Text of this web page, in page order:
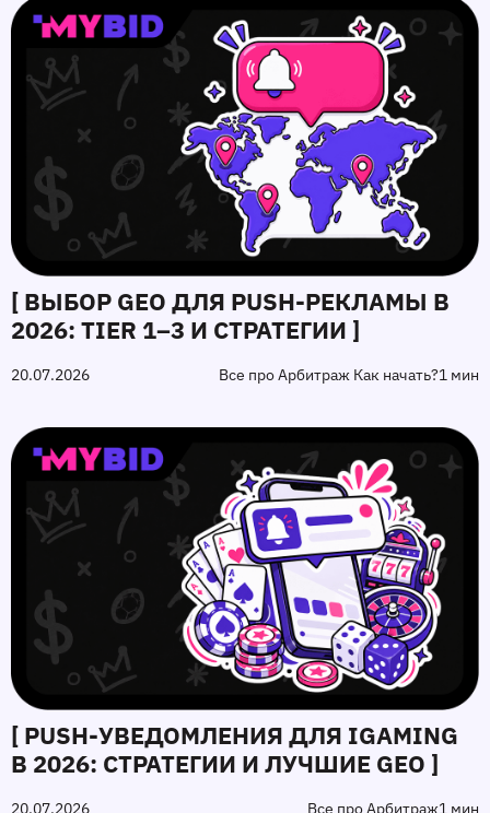
[ ВЫБОР GEO ДЛЯ PUSH‑РЕКЛАМЫ В
2026: TIER 1–3 И СТРАТЕГИИ ]
20.07.2026 Все про Арбитраж Как начать?1 мин
[ PUSH‑УВЕДОМЛЕНИЯ ДЛЯ IGAMING
В 2026: СТРАТЕГИИ И ЛУЧШИЕ GEO ]
20.07.2026 Все про Арбитраж1 мин